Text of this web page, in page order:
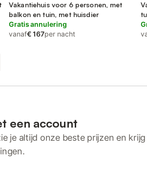
Follonica
Vakantiehuis voor 6 personen, met
balkon en tuin, met huisdier
Gratis annulering
vanaf€ 167per nacht
een account
je altijd onze beste prijzen en krijg